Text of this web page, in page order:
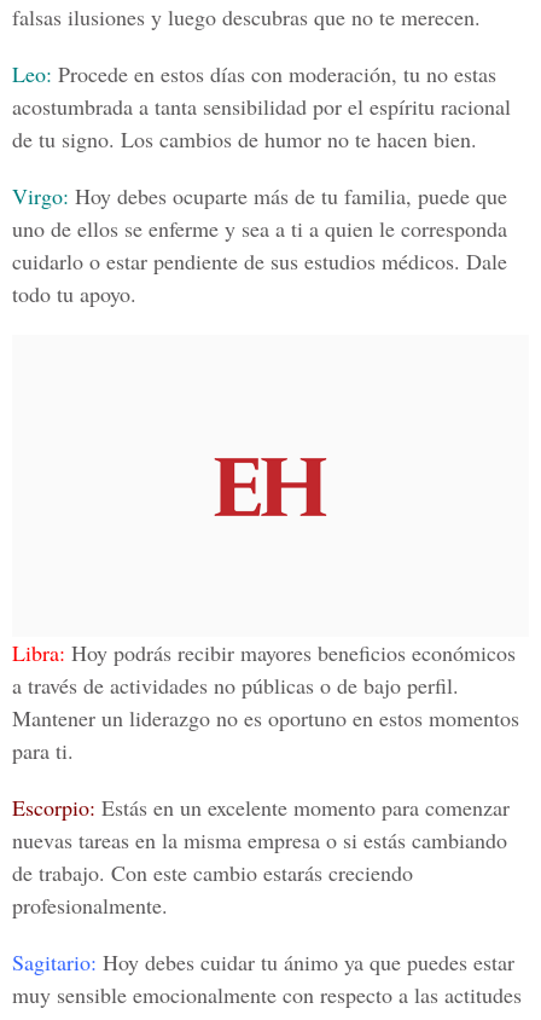
falsas ilusiones y luego descubras que no te merecen.
Leo: Procede en estos días con moderación, tu no estas
acostumbrada a tanta sensibilidad por el espíritu racional
de tu signo. Los cambios de humor no te hacen bien.
Virgo: Hoy debes ocuparte más de tu familia, puede que
uno de ellos se enferme y sea a ti a quien le corresponda
cuidarlo o estar pendiente de sus estudios médicos. Dale
todo tu apoyo.
Libra: Hoy podrás recibir mayores beneficios económicos
a través de actividades no públicas o de bajo perfil.
Mantener un liderazgo no es oportuno en estos momentos
para ti.
Escorpio: Estás en un excelente momento para comenzar
nuevas tareas en la misma empresa o si estás cambiando
de trabajo. Con este cambio estarás creciendo
profesionalmente.
Sagitario: Hoy debes cuidar tu ánimo ya que puedes estar
muy sensible emocionalmente con respecto a las actitudes